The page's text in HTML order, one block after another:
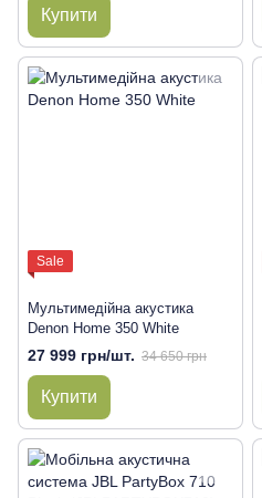
Купити
Sale
Мультимедійна акустика
Denon Home 350 White
27 999 грн/шт. 34 650 грн
Купити